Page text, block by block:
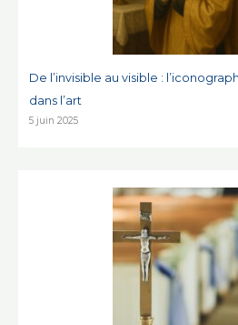
De l’invisible au visible :
dans l’art
5 juin 2025